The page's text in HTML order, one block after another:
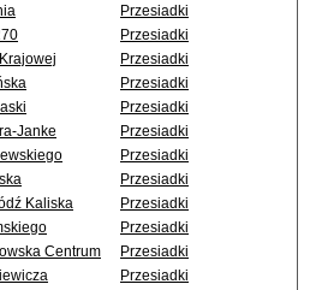
Przesiadki
Przesiadki
Przesiadki
Przesiadki
Przesiadki
Janke
Przesiadki
Przesiadki
Przesiadki
Kaliska
Przesiadki
Przesiadki
Centrum
Przesiadki
Przesiadki